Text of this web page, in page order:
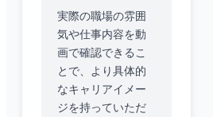
実際の職場の雰囲
気や仕事内容を動
画で確認できるこ
とで、より具体的
なキャリアイメー
ジを持っていただ